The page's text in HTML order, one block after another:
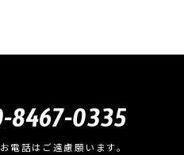
8467-0335
電話はご遠慮願います。